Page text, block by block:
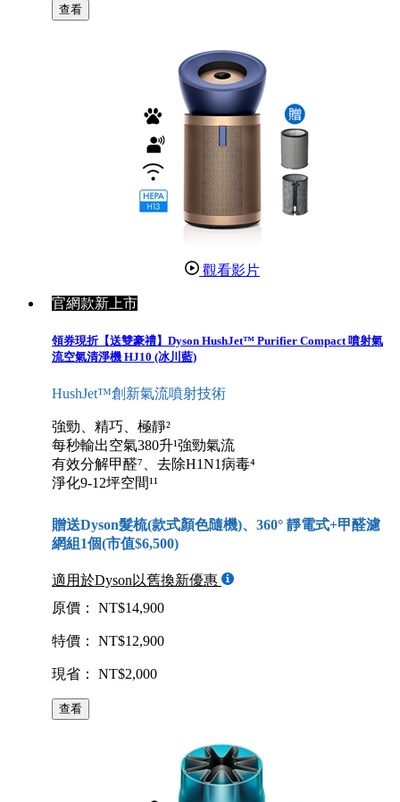
查看
觀看影片
官網款新上市
領券現折【送雙豪禮】Dyson HushJet™ Purifier Compact 噴射氣
流空氣清淨機 HJ10 (冰川藍)
HushJet™創新氣流噴射技術
強勁、精巧、極靜²
每秒輸出空氣380升¹強勁氣流
有效分解甲醛⁷、去除H1N1病毒⁴
淨化9-12坪空間¹¹
贈送Dyson髮梳(款式顏色隨機)、360° 靜電式+甲醛濾
網組1個(市值$6,500)
適用於Dyson以舊換新優惠
原價： NT$14,900
特價： NT$12,900
現省： NT$2,000
查看